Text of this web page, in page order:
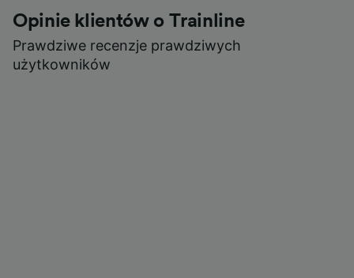
Opinie klientów o Trainline
Prawdziwe recenzje prawdziwych
użytkowników